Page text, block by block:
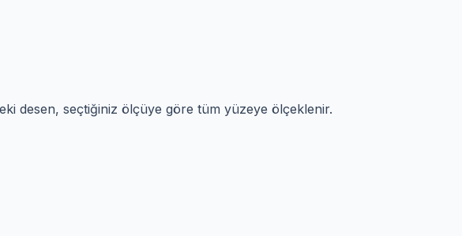
desen, seçtiğiniz ölçüye göre tüm yüzeye ölçeklenir.